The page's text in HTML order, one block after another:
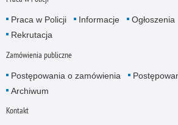
Praca w Policji Informacje Ogłoszenia
Rekrutacja
Zamówienia publiczne
Postępowania o zamówienia
Archiwum
Kontakt